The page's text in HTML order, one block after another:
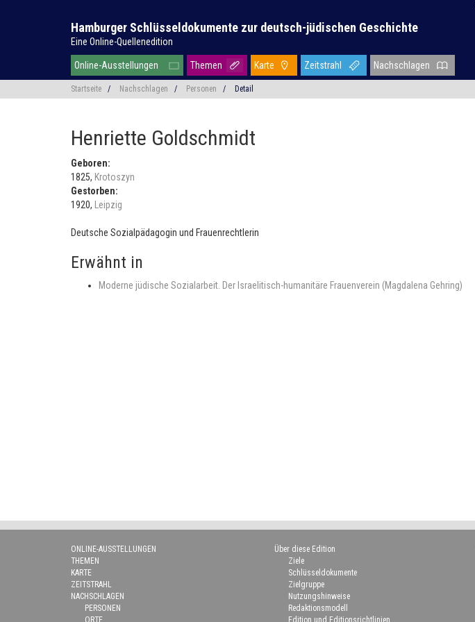
Hamburger Schlüsseldokumente zur deutsch-jüdischen Geschichte
Eine Online-Quellenedition
Online-Ausstellungen Themen Karte Zeitstrahl Nachschlagen
Startseite / Nachschlagen / Personen / Detail
Henriette Goldschmidt
Geboren:
1825, Krotoszyn
Gestorben:
1920,
Leipzig
Deutsche Sozialpädagogin und Frauenrechtlerin
Erwähnt in
Moderne jüdische Sozialarbeit. Der Israelitisch-humanitäre Frauenverein (Magdalena Gehring)
ONLINE-AUSSTELLUNGEN
THEMEN
KARTE
ZEITSTRAHL
NACHSCHLAGEN
PERSONEN
ORTE
Über diese Edition
Ziele
Schlüsseldokumente
Zielgruppe
Nutzungshinweise
Redaktionsmodell
Edition und Editionsrichtlinien